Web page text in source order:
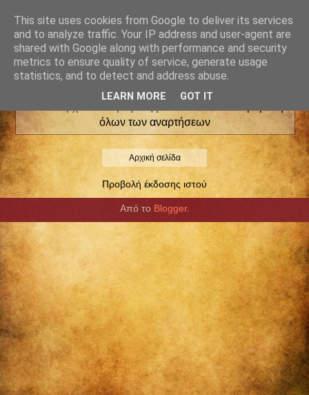
όλων των αναρτήσεων
Αρχική σελίδα
Προβολή έκδοσης ιστού
Από το Blogger.
This site uses cookies from Google to deliver its services
and to analyze traffic. Your IP address and user-agent are
shared with Google along with performance and security
metrics to ensure quality of service, generate usage
statistics, and to detect and address abuse.
LEARN MORE GOT IT